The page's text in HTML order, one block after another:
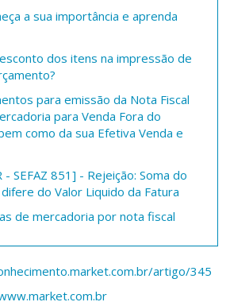
a sua importância e aprenda
dos itens na impressão de
para emissão da Nota Fiscal
para Venda Fora do
como da sua Efetiva Venda e
- SEFAZ 851] - Rejeição: Soma do
do Valor Liquido da Fatura
de mercadoria por nota fiscal
artigo/345